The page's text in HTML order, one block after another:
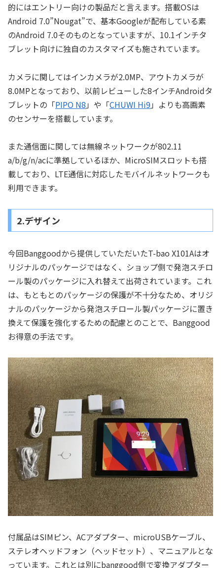
的にはエントリー向けの製品だと言えます。搭載OSは
Android 7.0”Nougat”で、基本Googleが配布している素
のAndroid 7.0そのものとなっていますが、10.1インチタ
ブレット向けに独自のカスタマイズも施されています。
カメラに関してはインカメラが2.0MP、アウトカメラが
8.0MPとなっており、以前レビューした8インチAndroidタ
ブレットの「PIPO N8 」や「CHUWI Hi9」よりも高画素
のセンサーを搭載しています。
また通信面に関しては無線ネットワークが802.11
a/b/g/n/acに準拠しているほか、MicroSIMスロットも搭
載しており、LTE通信に対応したモバイルネットワークも
利用できます。
2.デザイン
今回Banggoodから提供していただいたT-bao X101Aはオ
リジナルのパッケージではなく、ショップ側で発泡スチロ
ール製のパッケージに入れ替えて出荷されています。これ
は、もともとのパッケージの保護が不十分なため、オリジ
ナルのパッケージから発泡スチロール製パッケージに置き
換えて保護を強化するための配慮とのことで、Banggood
お得意の手法です。
付属品はSIMピン、ACアダプター、microUSBケーブル、
ステレオヘッドフォン（ヘッドセット）、マニュアルとな
っています。これとは別にbanggood側で変換アダプター